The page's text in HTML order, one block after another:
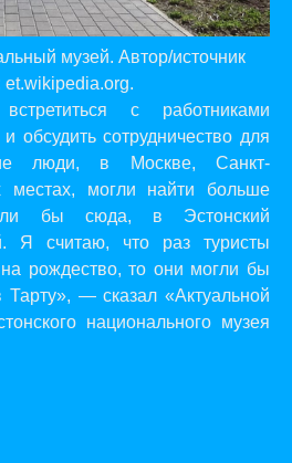
музей. Автор/источник
et.wikipedia.org.
с работниками
обсудить сотрудничество для
люди, в Москве, Санкт-
местах, могли найти больше
бы сюда, в Эстонский
Я считаю, что раз туристы
рождество, то они могли бы
— сказал «Актуальной
национального музея